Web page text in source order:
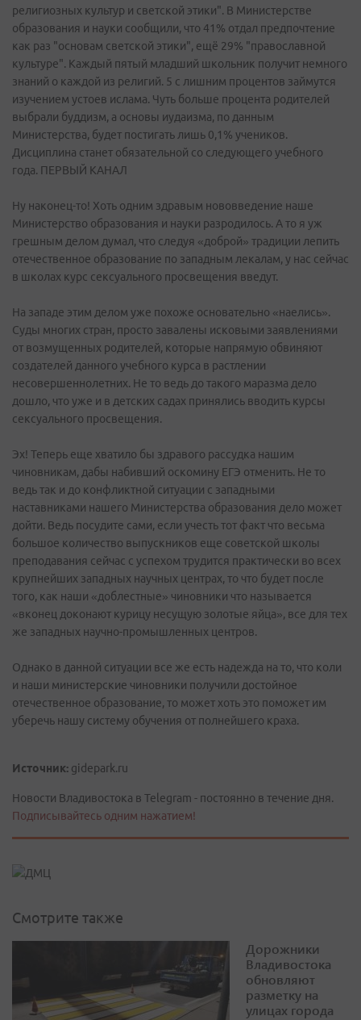
религиозных культур и светской этики". В Министерстве
образования и науки сообщили, что 41% отдал предпочтение
как раз "основам светской этики", ещё 29% "православной
культуре". Каждый пятый младший школьник получит немного
знаний о каждой из религий. 5 с лишним процентов займутся
изучением устоев ислама. Чуть больше процента родителей
выбрали буддизм, а основы иудаизма, по данным
Министерства, будет постигать лишь 0,1% учеников.
Дисциплина станет обязательной со следующего учебного
года. ПЕРВЫЙ КАНАЛ
Ну наконец-то! Хоть одним здравым нововведение наше
Министерство образования и науки разродилось. А то я уж
грешным делом думал, что следуя «доброй» традиции лепить
отечественное образование по западным лекалам, у нас сейчас
в школах курс сексуального просвещения введут.
На западе этим делом уже похоже основательно «наелись».
Суды многих стран, просто завалены исковыми заявлениями
от возмущенных родителей, которые напрямую обвиняют
создателей данного учебного курса в растлении
несовершеннолетних. Не то ведь до такого маразма дело
дошло, что уже и в детских садах принялись вводить курсы
сексуального просвещения.
Эх! Теперь еще хватило бы здравого рассудка нашим
чиновникам, дабы набивший оскомину ЕГЭ отменить. Не то
ведь так и до конфликтной ситуации с западными
наставниками нашего Министерства образования дело может
дойти. Ведь посудите сами, если учесть тот факт что весьма
большое количество выпускников еще советской школы
преподавания сейчас с успехом трудится практически во всех
крупнейших западных научных центрах, то что будет после
того, как наши «доблестные» чиновники что называется
«вконец доконают курицу несущую золотые яйца», все для тех
же западных научно-промышленных центров.
Однако в данной ситуации все же есть надежда на то, что коли
и наши министерские чиновники получили достойное
отечественное образование, то может хоть это поможет им
уберечь нашу систему обучения от полнейшего краха.
Источник: gidepark.ru
Новости Владивостока в Telegram - постоянно в течение дня.
Подписывайтесь одним нажатием!
Смотрите также
Дорожники
Владивостока
обновляют
разметку на
улицах города